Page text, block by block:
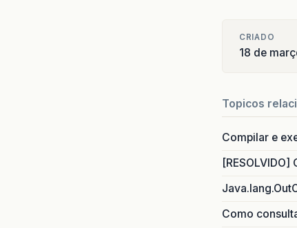
CRIADO
18 de
Topicos
Compilar e
Como